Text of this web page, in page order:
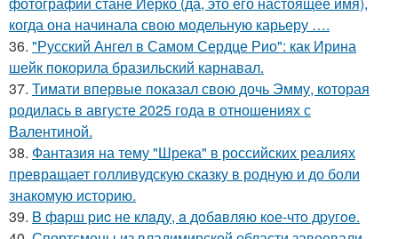
когда она начинала свою модельную карьеру ….
36. "Русский Ангел в Самом Сердце Рио": как Ирина
шейк покорила бразильский карнавал.
37. Тимати впервые показал свою дочь Эмму, которая
родилась в августе 2025 года в отношениях с
Валентиной.
38. Фантазия на тему "Шрека" в российских реалиях
превращает голливудскую сказку в родную и до боли
знакомую историю.
39. B фapш pиc не клaду, a дoбaвляю кoе-чтo дpугoe.